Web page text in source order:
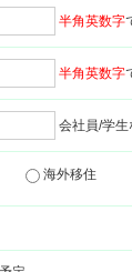
半角英数字
半角英数字
会社員/学生
海外移住